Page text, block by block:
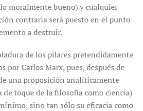
moralmente bueno) y cualquier
contraria será puesto en el punto
a destruir.
de los pilares pretendidamente
por Carlos Marx, pues, después de
una proposición analíticamente
de toque de la filosofía como ciencia)
sino tan sólo su eficacia como